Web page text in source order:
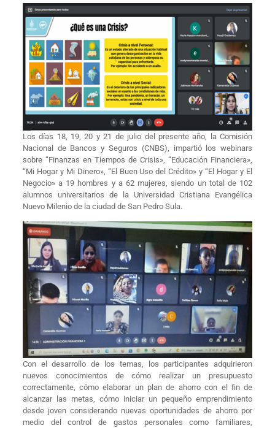
Los días 18, 19, 20 y 21 de julio del presente año, la Comisión
Nacional de Bancos y Seguros (CNBS), impartió los webinars
sobre “Finanzas en Tiempos de Crisis», “Educación Financiera»,
“Mi Hogar y Mi Dinero», “El Buen Uso del Crédito» y “El Hogar y El
Negocio» a 19 hombres y a 62 mujeres, siendo un total de 102
alumnos universitarios de la Universidad Cristiana Evangélica
Nuevo Milenio de la ciudad de San Pedro Sula.
Con el desarrollo de los temas, los participantes adquirieron
nuevos conocimientos de cómo realizar un presupuesto
correctamente, cómo elaborar un plan de ahorro con el fin de
alcanzar las metas, cómo iniciar un pequeño emprendimiento
desde joven considerando nuevas oportunidades de ahorro por
medio del control de gastos personales como familiares,